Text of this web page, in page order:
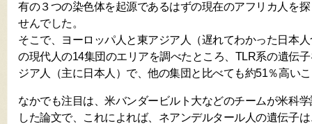
有の３つの染色体を起源であるはずの現在のアフリカ人を
せんでした。
そこで、ヨーロッパ人と東アジア人（遅れてわかった日本
の現代人の14集団のエリアを調べたところ、TLR系の遺伝
ジア人（主に日本人）で、他の集団と比べても約51％高い
なかでも注目は、米バンダービルト大などのチームが米科
した論文で、これによれば、ネアンデルタール人の遺伝子